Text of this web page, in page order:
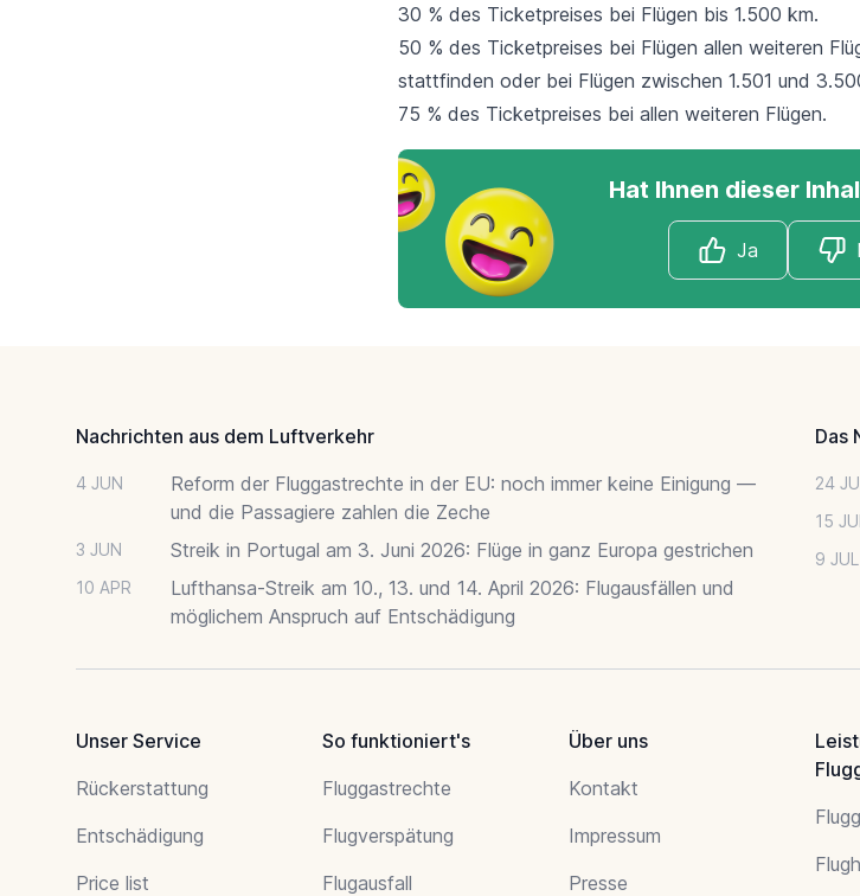
30 % des Ticketpreises bei Flügen bis 1.500 km.
50 % des Ticketpreises bei Flügen allen weiteren
stattfinden oder bei Flügen zwischen 1.501 und
75 % des Ticketpreises bei allen weiteren Flügen.
Hat Ihnen dieser
Ja
Nachrichten aus dem Luftverkehr
4 JUN
Reform der Fluggastrechte in der EU: noch immer keine Einigung —
und die Passagiere zahlen die Zeche
3 JUN Streik in Portugal am 3. Juni 2026: Flüge in ganz Europa gestrichen
10 APR
Lufthansa-Streik am 10., 13. und 14. April 2026: Flugausfällen und
möglichem Anspruch auf Entschädigung
Das
24
15 JUL
9 JUL
Unser Service
Rückerstattung
Entschädigung
Price list
So funktioniert's
Fluggastrechte
Flugverspätung
Flugausfall
Über uns
Kontakt
Impressum
Presse